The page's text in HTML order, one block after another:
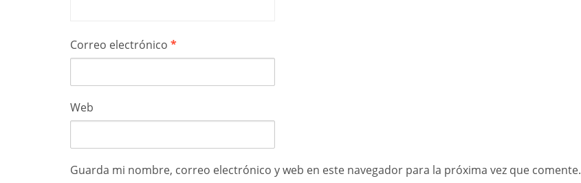
Correo electrónico *
Web
Guarda mi nombre, correo electrónico y web en este navegador para la próxima vez que comente.